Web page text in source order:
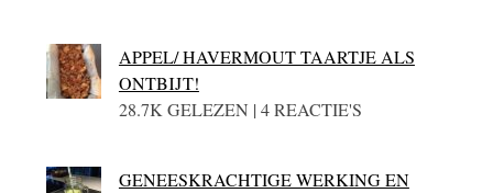
APPEL/ HAVERMOUT TAARTJE ALS
ONTBIJT!
28.7K GELEZEN | 4 REACTIE'S
GENEESKRACHTIGE WERKING EN